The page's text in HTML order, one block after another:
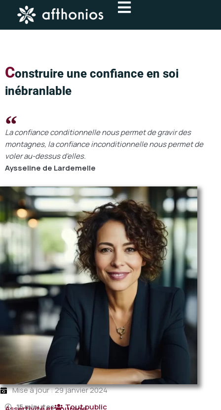
contenu
Construire une confiance en soi
inébranlable
La confiance conditionnelle nous permet de gravir des
montagnes, la confiance inconditionnelle nous permet de
voler au-dessus d'elles.
Aysseline de Lardemelle
Mise à jour : 29 janvier 2024
15 minutes
Tout public